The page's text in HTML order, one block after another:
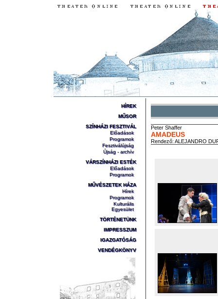
HÍREK
MŰSOR
SZÍNHÁZI FESZTIVÁL
Előadások
Programok
Fesztiválújság
Újság - archív
VÁRSZÍNHÁZI ESTÉK
Előadások
Programok
MŰVÉSZETEK HÁZA
Hírek
Programok
Kulturális
Egyesület
TÖRTÉNETÜNK
IMPRESSZUM
IGAZGATÓSÁG
VENDÉGKÖNYV
Peter Shaffer
AMADEUS
Rendező: ALEJANDRO